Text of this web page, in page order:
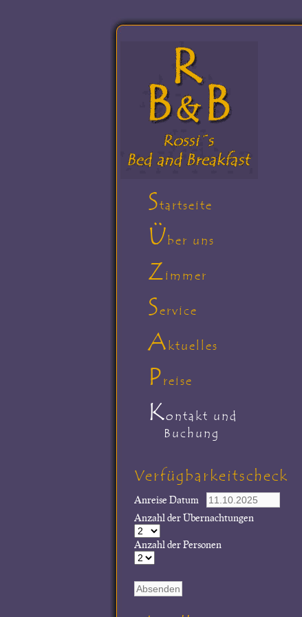
Startseite
Über uns
Zimmer
Service
Aktuelles
Preise
Kontakt und
Buchung
Verfügbarkeitscheck
Anreise Datum
Anzahl der Übernachtungen
Anzahl der Personen